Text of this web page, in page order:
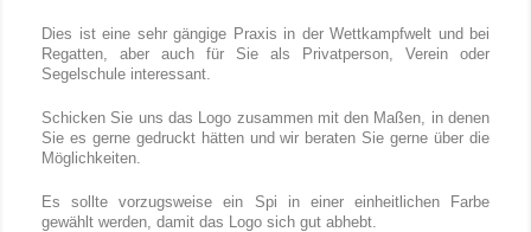
Dies ist eine sehr gängige Praxis in der Wettkampfwelt und bei
Regatten, aber auch für Sie als Privatperson, Verein oder
Segelschule interessant.
Schicken Sie uns das Logo zusammen mit den Maßen, in denen
Sie es gerne gedruckt hätten und wir beraten Sie gerne über die
Möglichkeiten.
Es sollte vorzugsweise ein Spi in einer einheitlichen Farbe
gewählt werden, damit das Logo sich gut abhebt.